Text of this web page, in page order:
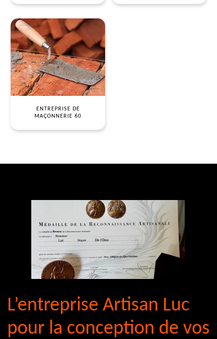
ENTREPRISE DE
MAÇONNERIE 60
L’entreprise Artisan Luc
pour la conception de vos